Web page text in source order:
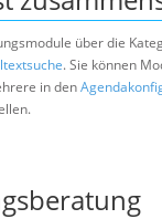
über die
. Sie können
in den